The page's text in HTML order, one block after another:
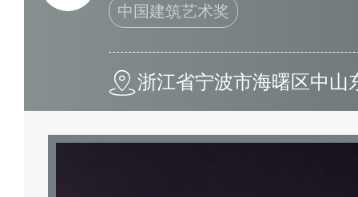
中国建筑艺术奖
浙江省宁波市海曙区中山